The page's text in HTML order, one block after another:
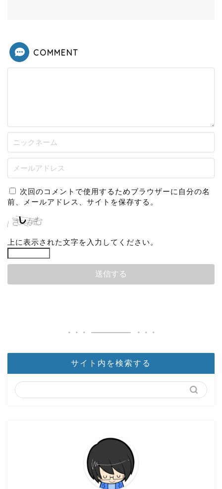
COMMENT
次回のコメントで使用するためブラウザーに自分の名
前、メールアドレス、サイトを保存する。
上に表示された文字を入力してください。
サイト内を検索する